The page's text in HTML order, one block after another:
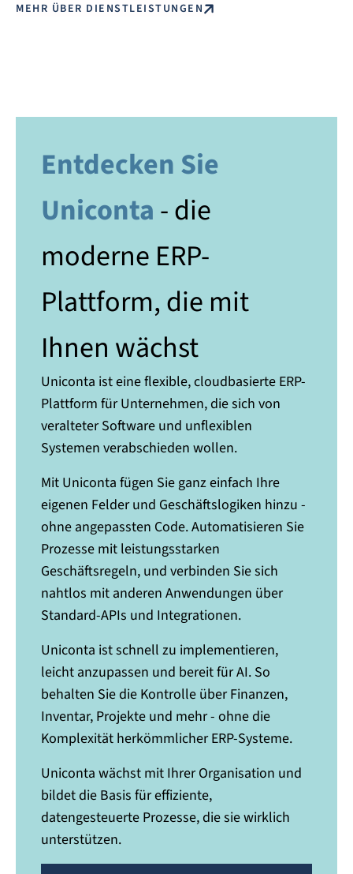
MEHR ÜBER DIENSTLEISTUNGEN
Entdecken Sie
Uniconta- die
moderne ERP-
Plattform, die mit
Ihnen wächst
Uniconta ist eine flexible, cloudbasierte ERP-
Plattform für Unternehmen, die sich von
veralteter Software und unflexiblen
Systemen verabschieden wollen.
Mit Uniconta fügen Sie ganz einfach Ihre
eigenen Felder und Geschäftslogiken hinzu -
ohne angepassten Code. Automatisieren Sie
Prozesse mit leistungsstarken
Geschäftsregeln, und verbinden Sie sich
nahtlos mit anderen Anwendungen über
Standard-APIs und Integrationen.
Uniconta ist schnell zu implementieren,
leicht anzupassen und bereit für AI. So
behalten Sie die Kontrolle über Finanzen,
Inventar, Projekte und mehr - ohne die
Komplexität herkömmlicher ERP-Systeme.
Uniconta wächst mit Ihrer Organisation und
bildet die Basis für effiziente,
datengesteuerte Prozesse, die sie wirklich
unterstützen.